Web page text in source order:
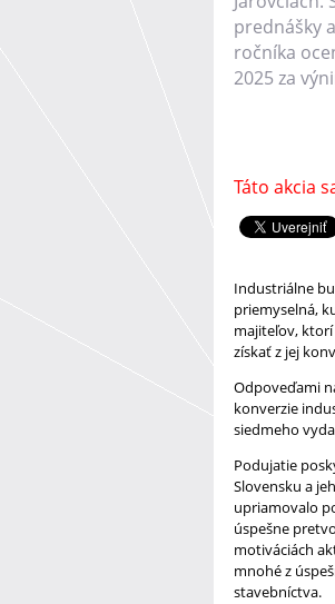
prednášky
ročníka
2025 za
Táto akcia
Industriálne
priemyselná,
majiteľov,
získať z jej
Odpoveďami
konverzie
siedmeho
Podujatie
Slovensku a
upriamovalo
úspešne
motiváciách
mnohé z
stavebníctva.